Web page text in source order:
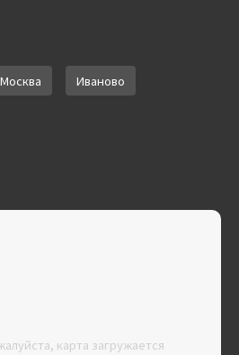
Москва Иваново
карта загружается